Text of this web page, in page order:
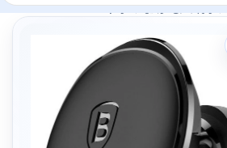
لوازم جانبی موبایل هولدر